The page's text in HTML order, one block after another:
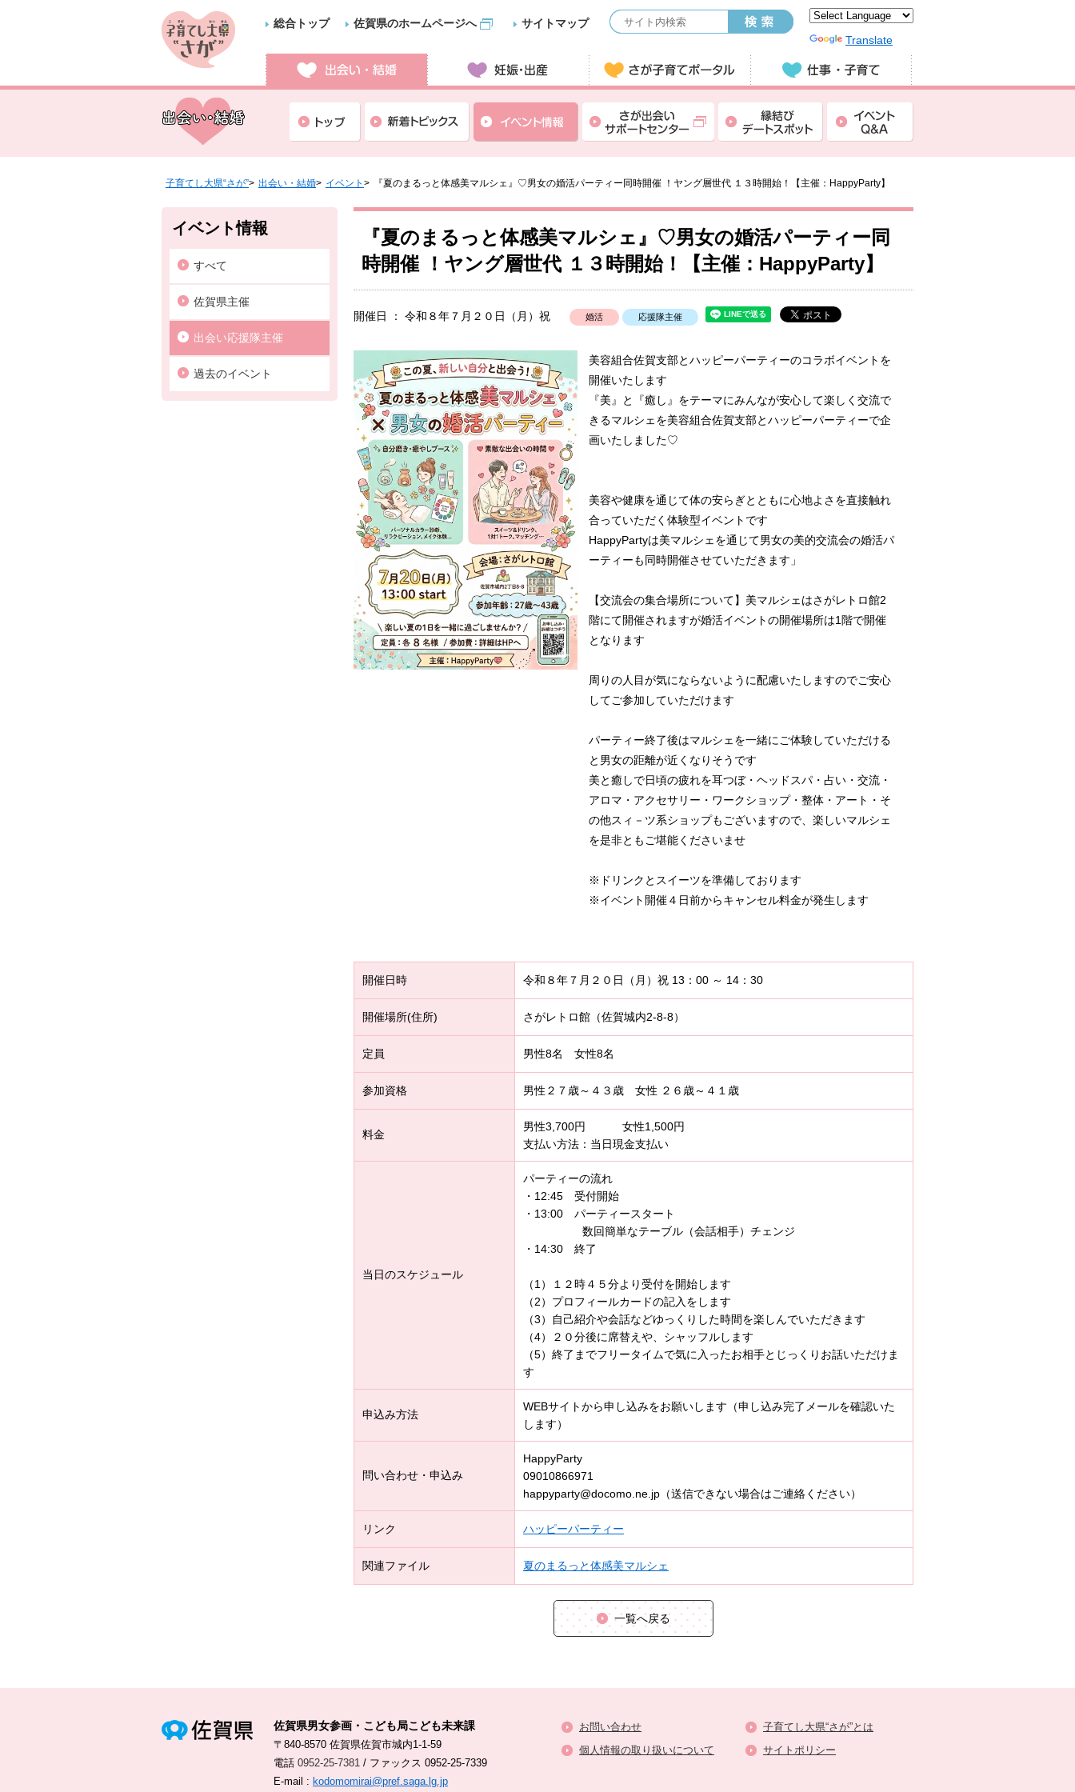
総合トップ 佐賀県のホームページへ サイトマップ
Translate
子育てし大県“さが” 出会い・結婚 イベント 『夏のまるっと体感美マルシェ』♡男女の婚活パーティー同時開催 ！ヤング層世代 １３時開始！【主催：HappyParty】
『夏のまるっと体感美マルシェ』♡男女の婚活パーティー同
時開催 ！ヤング層世代 １３時開始！【主催：HappyParty】
開催日 ： 令和８年７月２０日（月）祝 婚活 応援隊主催
美容組合佐賀支部とハッピーパーティーのコラボイベントを
開催いたします
『美』と『癒し』をテーマにみんなが安心して楽しく交流で
きるマルシェを美容組合佐賀支部とハッピーパーティーで企
画いたしました♡
美容や健康を通じて体の安らぎとともに心地よさを直接触れ
合っていただく体験型イベントです
HappyPartyは美マルシェを通じて男女の美的交流会の婚活パ
ーティーも同時開催させていただきます」
【交流会の集合場所について】美マルシェはさがレトロ館2
階にて開催されますが婚活イベントの開催場所は1階で開催
となります
周りの人目が気にならないように配慮いたしますのでご安心
してご参加していただけます
パーティー終了後はマルシェを一緒にご体験していただける
と男女の距離が近くなりそうです
美と癒しで日頃の疲れを耳つぼ・ヘッドスパ・占い・交流・
アロマ・アクセサリー・ワークショップ・整体・アート・そ
の他スィ－ツ系ショップもございますので、楽しいマルシェ
を是非ともご堪能くださいませ
※ドリンクとスイーツを準備しております
※イベント開催４日前からキャンセル料金が発生します
開催日時 令和８年７月２０日（月）祝 13：00 ～ 14：30
開催場所(住所) さがレトロ館（佐賀城内2-8-8）
定員 男性8名 女性8名
参加資格 男性２７歳～４３歳 女性 ２６歳～４１歳
料金
男性3,700円 女性1,500円
支払い方法：当日現金支払い
当日のスケジュール
パーティーの流れ
・12:45 受付開始
・13:00 パーティースタート
数回簡単なテーブル（会話相手）チェンジ
・14:30 終了
（1）１２時４５分より受付を開始します
（2）プロフィールカードの記入をします
（3）自己紹介や会話などゆっくりした時間を楽しんでいただきます
（4）２０分後に席替えや、シャッフルします
（5）終了までフリータイムで気に入ったお相手とじっくりお話いただけま
す
申込み方法
WEBサイトから申し込みをお願いします（申し込み完了メールを確認いた
します）
問い合わせ・申込み
HappyParty
09010866971
happyparty@docomo.ne.jp（送信できない場合はご連絡ください）
リンク ハッピーパーティー
関連ファイル 夏のまるっと体感美マルシェ
一覧へ戻る
イベント情報
すべて
佐賀県主催
出会い応援隊主催
過去のイベント
お問い合わせ
子育てし大県“さが”とは
個人情報の取り扱いについて
サイトポリシー
佐賀県男女参画・こども局こども未来課
〒840-8570 佐賀県佐賀市城内1-1-59
電話 0952-25-7381 / ファックス 0952-25-7339
E-mail : kodomomirai@pref.saga.lg.jp